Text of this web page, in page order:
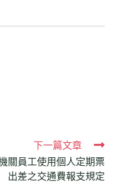
下一篇文章
關員工使用個人定期票
出差之交通費報支規定